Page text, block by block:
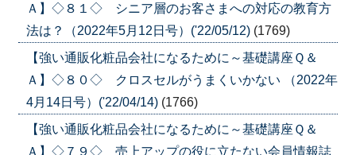
Ａ】◇８１◇ シニア層のお客さまへの対応の教育方
法は？（2022年5月12日号）('22/05/12) (1769)
【強い通販化粧品会社になるために～基礎講座Ｑ＆
Ａ】◇８０◇ クロスセルがうまくいかない （2022年
4月14日号）('22/04/14) (1766)
【強い通販化粧品会社になるために～基礎講座Ｑ＆
Ａ】◇７９◇ 売上アップの役に立たない会員情報誌